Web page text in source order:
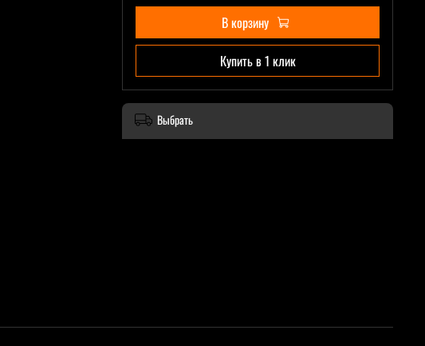
В корзину
Купить в 1 клик
Выбрать